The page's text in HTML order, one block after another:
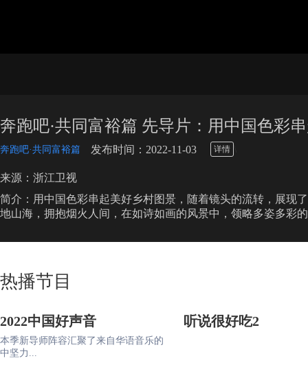
奔跑吧·共同富裕篇 先导片：用中国色彩
奔跑吧·共同富裕篇 发布时间：2022-11-03 详情
来源：浙江卫视
简介：用中国色彩串起美好乡村图景，随着镜头的流转，展现
地山海，拥抱烟火人间，在如诗如画的风景中，领略多姿多彩
热播节目
2022中国好声音
本季新导师阵容汇聚了来自华语音乐的
中坚力...
听说很好吃2